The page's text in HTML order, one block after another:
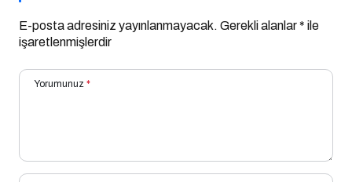
E-posta adresiniz yayınlanmayacak. Gerekli alanlar* ile
işaretlenmişlerdir
Yorumunuz *